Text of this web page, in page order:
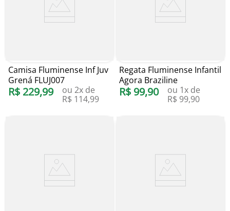
Camisa Fluminense Inf Juv
Grená FLUJ007
R$ 229,99 ou 2x de
R$ 114,99
Regata Fluminense Infantil
Agora Braziline
R$ 99,90 ou 1x de
R$ 99,90